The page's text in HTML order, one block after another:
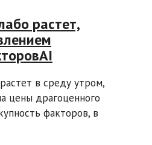
растет,
в среду утром,
цены драгоценного
факторов, в